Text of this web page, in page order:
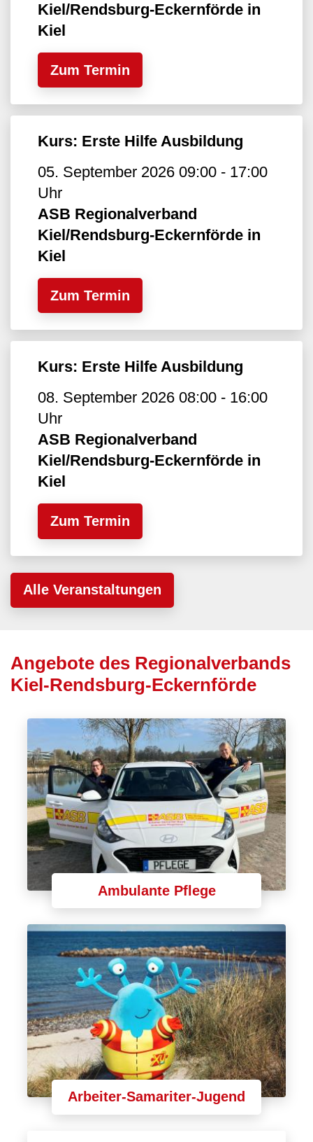
Kiel/Rendsburg-Eckernförde in
Kiel
Zum Termin
Kurs: Erste Hilfe Ausbildung
05. September 2026 09:00 - 17:00
Uhr
ASB Regionalverband
Kiel/Rendsburg-Eckernförde in
Kiel
Zum Termin
Kurs: Erste Hilfe Ausbildung
08. September 2026 08:00 - 16:00
Uhr
ASB Regionalverband
Kiel/Rendsburg-Eckernförde in
Kiel
Zum Termin
Alle Veranstaltungen
Angebote des Regionalverbands
Kiel-Rendsburg-Eckernförde
Ambulante Pflege
Arbeiter-Samariter-Jugend